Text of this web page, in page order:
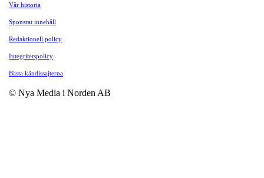
Vår historia
Sponsrat innehåll
Redaktionell policy
Integritetspolicy
Bästa kändissajterna
© Nya Media i Norden AB